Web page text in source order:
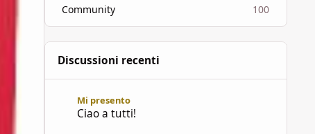
Community
100
Discussioni recenti
Mi presento
Ciao a tutti!